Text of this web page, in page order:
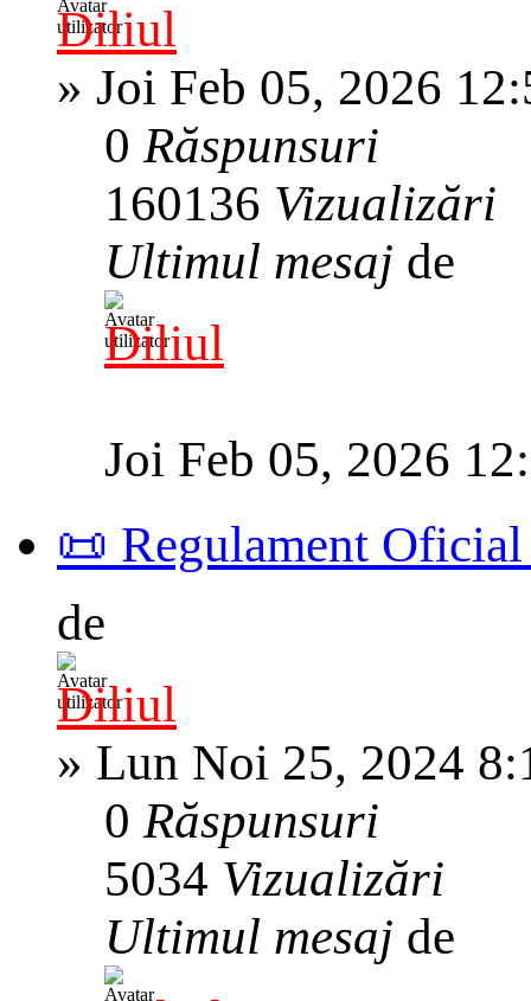
Diliul
» Joi Feb 05, 2026
0Răspunsuri
160136 Vizualizări
Ultimul mesaj de
Diliul
Joi Feb 05, 2026
📜 Regulament
de
Diliul
» Lun Noi 25, 2024
0Răspunsuri
5034 Vizualizări
Ultimul mesaj de